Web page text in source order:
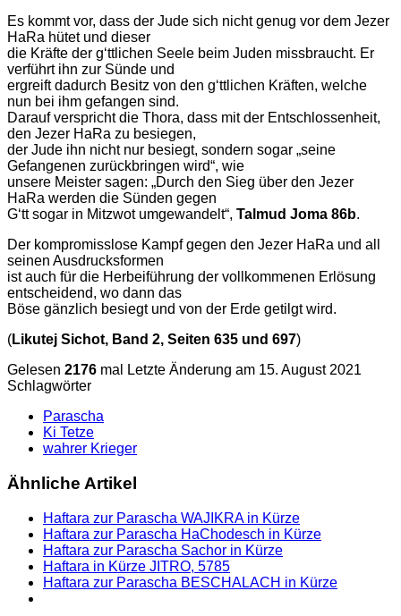
Es kommt vor, dass der Jude sich nicht genug vor dem Jezer
HaRa hütet und dieser
die Kräfte der gʻttlichen Seele beim Juden missbraucht. Er
verführt ihn zur Sünde und
ergreift dadurch Besitz von den gʻttlichen Kräften, welche
nun bei ihm gefangen sind.
Darauf verspricht die Thora, dass mit der Entschlossenheit,
den Jezer HaRa zu besiegen,
der Jude ihn nicht nur besiegt, sondern sogar „seine
Gefangenen zurückbringen wird“, wie
unsere Meister sagen: „Durch den Sieg über den Jezer
HaRa werden die Sünden gegen
Gʻtt sogar in Mitzwot umgewandelt“, Talmud Joma 86b.
Der kompromisslose Kampf gegen den Jezer HaRa und all
seinen Ausdrucksformen
ist auch für die Herbeiführung der vollkommenen Erlösung
entscheidend, wo dann das
Böse gänzlich besiegt und von der Erde getilgt wird.
(Likutej Sichot, Band 2, Seiten 635 und 697)
Gelesen 2176 mal
Letzte Änderung am 15. August 2021
Schlagwörter
Parascha
Ki Tetze
wahrer Krieger
Ähnliche Artikel
Haftara zur Parascha WAJIKRA in Kürze
Haftara zur Parascha HaChodesch in Kürze
Haftara zur Parascha Sachor in Kürze
Haftara in Kürze JITRO, 5785
Haftara zur Parascha BESCHALACH in Kürze